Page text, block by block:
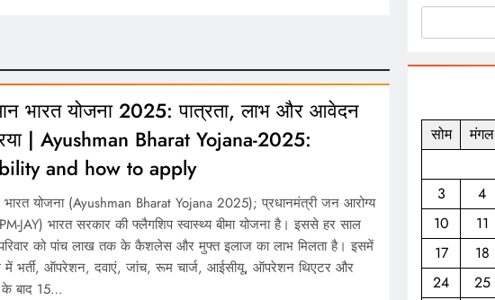
भारत योजना 2025: पात्रता, लाभ और आवेदन
| Ayushman Bharat Yojana-2025:
and how to apply
योजना (Ayushman Bharat Yojana 2025); प्रधानमंत्री जन आरोग्य
JAY) भारत सरकार की फ्लैगशिप स्वास्थ्य बीमा योजना है। इससे हर साल
को पांच लाख तक के कैशलेस और मुफ्त इलाज का लाभ मिलता है। इसमें
में भर्ती, ऑपरेशन, दवाएं, जांच, रूम चार्ज, आईसीयू, ऑपरेशन थिएटर और
के बाद 15…
सोम
मंगल
3
4
10
11
17
18
24
25